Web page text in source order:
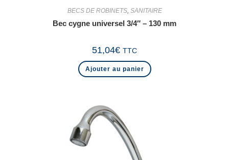
BECS DE ROBINETS, SANITAIRE
Bec cygne universel 3/4″ – 130 mm
51,04€ TTC
Ajouter au panier